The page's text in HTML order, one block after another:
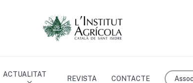
ACTUALITAT
REVISTA CONTACTE